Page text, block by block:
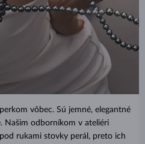
vôbec. Sú jemné, elegantné
Našim odborníkom v ateliéri
rukami stovky perál, preto ich